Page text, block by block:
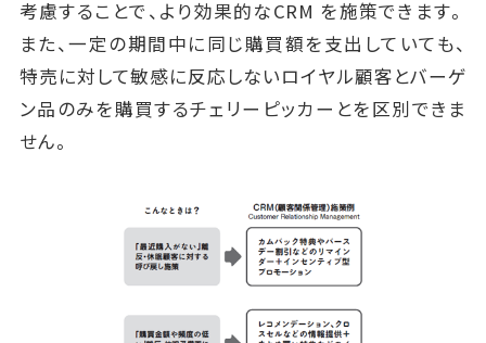
考慮することで、より効果的なCRM を施策できます。
また、一定の期間中に同じ購買額を支出していても、
特売に対して敏感に反応しないロイヤル顧客とバーゲ
ン品のみを購買するチェリーピッカーとを区別できま
せん。